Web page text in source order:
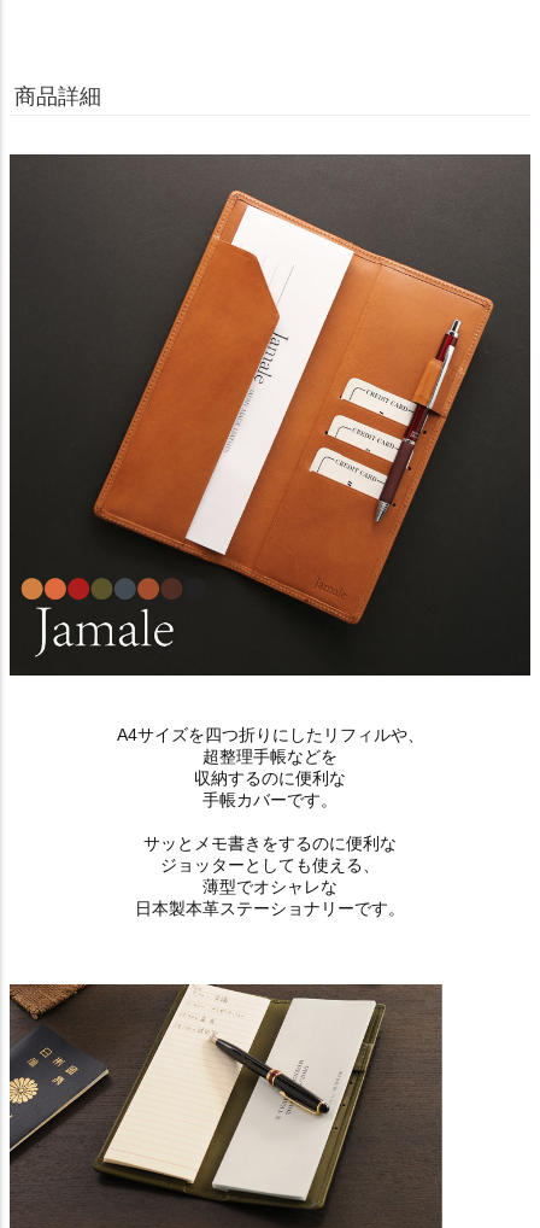
商品詳細
A4サイズを四つ折りにしたリフィルや、
超整理手帳などを
収納するのに便利な
手帳カバーです。
サッとメモ書きをするのに便利な
ジョッターとしても使える、
薄型でオシャレな
日本製本革ステーショナリーです。